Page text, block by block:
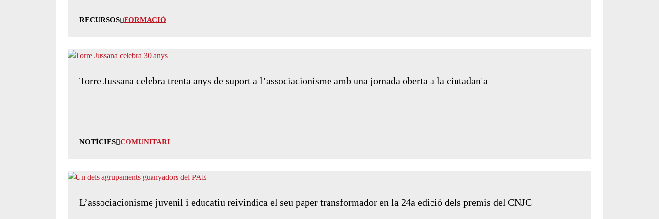
RECURSOS FORMACIÓ
Torre Jussana celebra trenta anys de suport a l’associacionisme amb una jornada oberta a la ciutadania
NOTÍCIES COMUNITARI
L’associacionisme juvenil i educatiu reivindica el seu paper transformador en la 24a edició dels premis del CNJC